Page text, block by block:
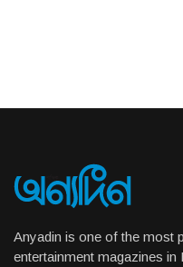
Anyadin is one of the most
entertainment magazines in